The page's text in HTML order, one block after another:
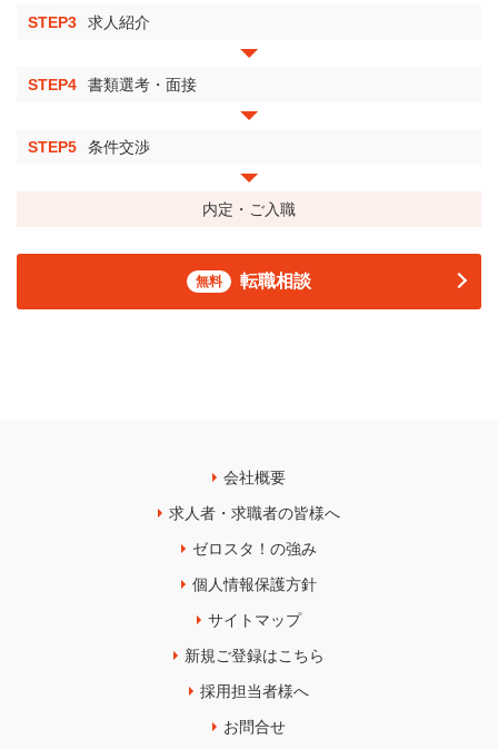
STEP3 求人紹介
STEP4 書類選考・面接
STEP5 条件交渉
内定・ご入職
無料 転職相談
会社概要
求人者・求職者の皆様へ
ゼロスタ！の強み
個人情報保護方針
サイトマップ
新規ご登録はこちら
採用担当者様へ
お問合せ